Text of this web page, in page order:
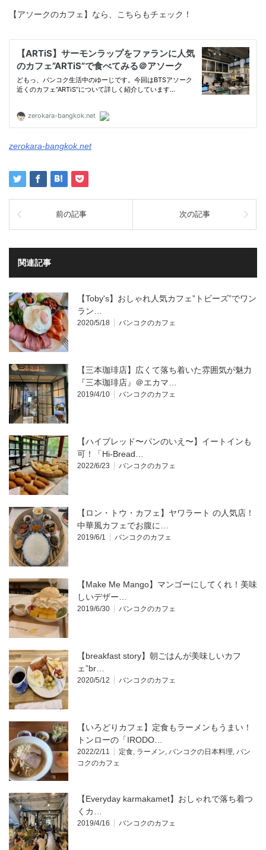
【アソークのカフェ】なら、こちらもチェック！
zerokara-bangkok.net
前の記事 次の記事
関連記事
【Toby's】おしゃれ人気カフェ”トビーズ”でワン
ラン…
2020/5/18 バンコクのカフェ
【三本珈琲店】広くて落ち着いた雰囲気が魅力
『三本珈琲店』＠エカマ…
2019/4/10 バンコクのカフェ
【ハイブレッド〜パンのいえ〜】イートインも
可！「Hi-Bread…
2022/6/23 バンコクのカフェ
【ロン・トウ・カフェ】ヤワラート の人気店！
中華風カフェでお腹に…
2019/6/1 バンコクのカフェ
【Make Me Mango】マンゴーにしてくれ！美味
しいデザー…
2019/6/30 バンコクのカフェ
【breakfast story】朝ごはんが美味しいカフ
ェ”br…
2020/5/12 バンコクのカフェ
【いろどりカフェ】定食もラーメンもうまい！
トンローの「IRODO…
2022/2/11 定食, ラーメン, バンコクの日本料理, バン
コクのカフェ
【Everyday karmakamet】おしゃれで落ち着つ
くカ…
2019/4/16 バンコクのカフェ